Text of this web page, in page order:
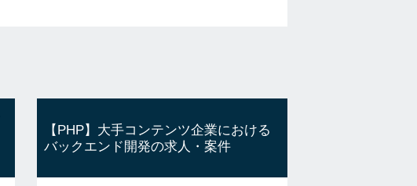
【PHP】大手コンテンツ企業における
バックエンド開発の求人・案件